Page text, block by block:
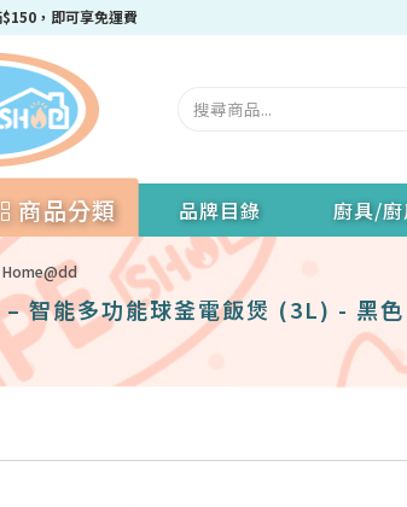
會員即可獲得迎新$50購物優惠碼！
商品分類 品牌目錄 廚具/
Home@dd
智能多功能球釜電飯煲 (3L) - 黑